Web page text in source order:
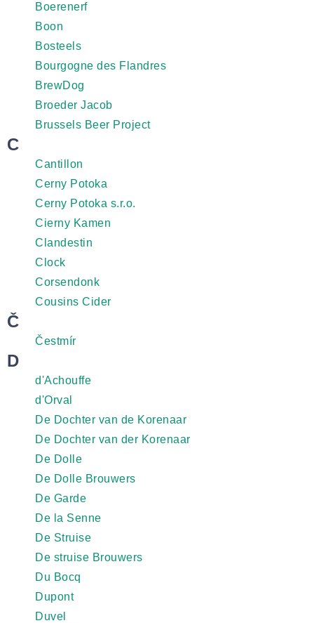
Boerenerf
Boon
Bosteels
Bourgogne des Flandres
BrewDog
Broeder Jacob
Brussels Beer Project
C
Cantillon
Cerny Potoka
Cerny Potoka s.r.o.
Cierny Kamen
Clandestin
Clock
Corsendonk
Cousins Cider
Č
Čestmír
D
d'Achouffe
d'Orval
De Dochter van de Korenaar
De Dochter van der Korenaar
De Dolle
De Dolle Brouwers
De Garde
De la Senne
De Struise
De struise Brouwers
Du Bocq
Dupont
Duvel